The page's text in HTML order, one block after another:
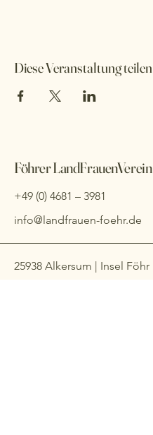
Diese Veranstaltung teilen
Föhrer LandFrauenVerein
+49 (0) 4681 – 3981
info@landfrauen-foehr.de
25938 Alkersum | Insel Föhr